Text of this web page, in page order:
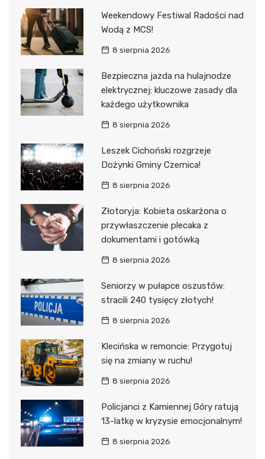
Weekendowy Festiwal Radości nad
Wodą z MCS!
8 sierpnia 2026
Bezpieczna jazda na hulajnodze
elektrycznej: kluczowe zasady dla
każdego użytkownika
8 sierpnia 2026
Leszek Cichoński rozgrzeje
Dożynki Gminy Czernica!
8 sierpnia 2026
Złotoryja: Kobieta oskarżona o
przywłaszczenie plecaka z
dokumentami i gotówką
8 sierpnia 2026
Seniorzy w pułapce oszustów:
stracili 240 tysięcy złotych!
8 sierpnia 2026
Klecińska w remoncie: Przygotuj
się na zmiany w ruchu!
8 sierpnia 2026
Policjanci z Kamiennej Góry ratują
13-latkę w kryzysie emocjonalnym!
8 sierpnia 2026